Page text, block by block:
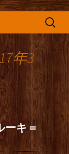
検
年3
ーキ＝